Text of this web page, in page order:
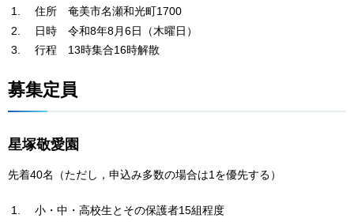
住所
奄美市名瀬和光町1700
日時
令和8年8月6日（木曜日）
行程 13時集合16時解散
募集定員
星塚敬愛園
先着40名（ただし，申込み多数の場合は1を優先する）
小・中・高校生とその保護者15組程度